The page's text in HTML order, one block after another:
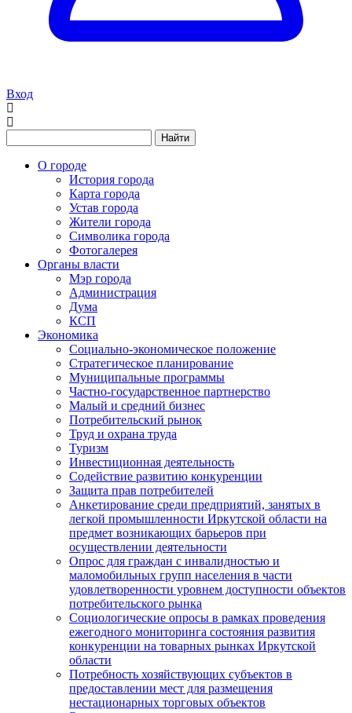
Вход
Найти
О городе
История города
Карта города
Устав города
Жители города
Символика города
Фотогалерея
Органы власти
Мэр города
Администрация
Дума
КСП
Экономика
Социально-экономическое положение
Стратегическое планирование
Муниципальные программы
Частно-государственное партнерство
Малый и средний бизнес
Потребительский рынок
Труд и охрана труда
Туризм
Инвестиционная деятельность
Содействие развитию конкуренции
Защита прав потребителей
Анкетирование среди предприятий, занятых в
легкой промышленности Иркутской области на
предмет возникающих барьеров при
осуществлении деятельности
Опрос для граждан с инвалидностью и
маломобильных групп населения в части
удовлетворенности уровнем доступности объектов
потребительского рынка
Социологические опросы в рамках проведения
ежегодного мониторинга состояния развития
конкуренции на товарных рынках Иркутской
области
Потребность хозяйствующих субъектов в
предоставлении мест для размещения
нестационарных торговых объектов